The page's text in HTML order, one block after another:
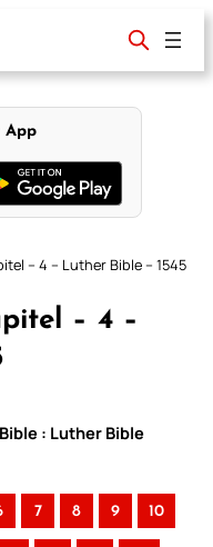
App
– 4 – Luther Bible – 1545
– 4 –
: Luther Bible
7 8 9 10